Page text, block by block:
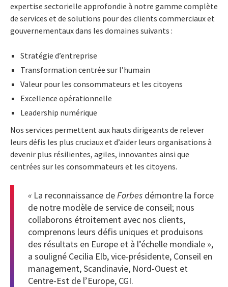
expertise sectorielle approfondie à notre gamme complète
de services et de solutions pour des clients commerciaux et
gouvernementaux dans les domaines suivants :
Stratégie d’entreprise
Transformation centrée sur l’humain
Valeur pour les consommateurs et les citoyens
Excellence opérationnelle
Leadership numérique
Nos services permettent aux hauts dirigeants de relever
leurs défis les plus cruciaux et d’aider leurs organisations à
devenir plus résilientes, agiles, innovantes ainsi que
centrées sur les consommateurs et les citoyens.
« La reconnaissance de Forbes démontre la force
de notre modèle de service de conseil; nous
collaborons étroitement avec nos clients,
comprenons leurs défis uniques et produisons
des résultats en Europe et à l’échelle mondiale »,
a souligné Cecilia Elb, vice-présidente, Conseil en
management, Scandinavie, Nord-Ouest et
Centre-Est de l’Europe, CGI.